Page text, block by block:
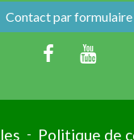
Contact par formulaire
- Politique de